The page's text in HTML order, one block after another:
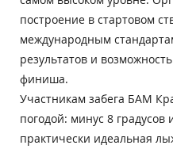
построение в стартовом
международным
результатов и
финиша.
Участникам забега БАМ
погодой: минус 8 градусов
практически идеальная